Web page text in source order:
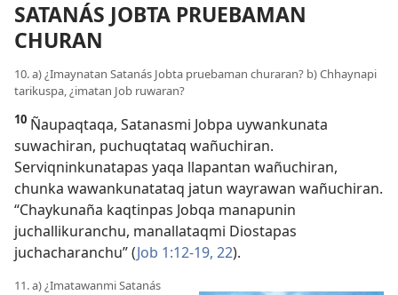
SATANÁS JOBTA PRUEBAMAN
CHURAN
10. a) ¿Imaynatan Satanás Jobta pruebaman churaran? b) Chhaynapi
tarikuspa, ¿imatan Job ruwaran?
10 Ñaupaqtaqa, Satanasmi Jobpa uywankunata
suwachiran, puchuqtataq wañuchiran.
Serviqninkunatapas yaqa llapantan wañuchiran,
chunka wawankunatataq jatun wayrawan wañuchiran.
“Chaykunaña kaqtinpas Jobqa manapunin
juchallikuranchu, manallataqmi Diostapas
juchacharanchu” (Job 1:12-19, 22).
11. a) ¿Imatawanmi Satanás